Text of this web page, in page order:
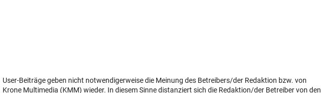
User-Beiträge geben nicht notwendigerweise die Meinung des Betreibers/der Redaktion bzw. von
Krone Multimedia (KMM) wieder. In diesem Sinne distanziert sich die Redaktion/der Betreiber von den